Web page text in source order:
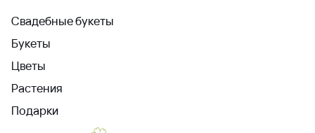
Свадебные букеты
Букеты
Цветы
Растения
Подарки